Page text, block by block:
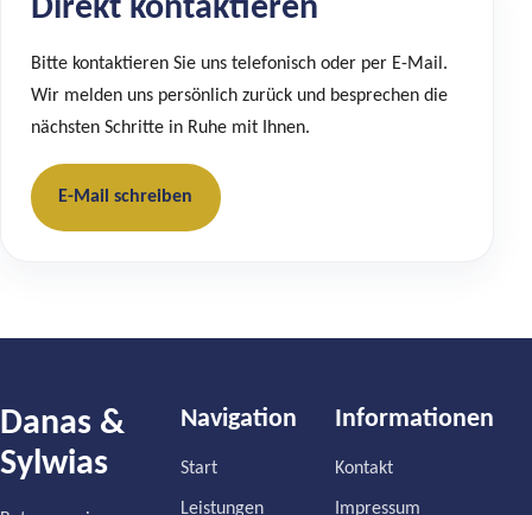
Direkt kontaktieren
Bitte kontaktieren Sie uns telefonisch oder per E-Mail.
Wir melden uns persönlich zurück und besprechen die
nächsten Schritte in Ruhe mit Ihnen.
E-Mail schreiben
Danas &
Sylwias
Navigation
Start
Leistungen
Informationen
Kontakt
Impressum